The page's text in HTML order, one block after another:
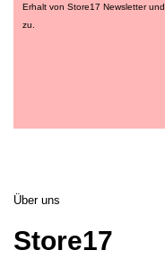
Erhalt von Store17 Newsletter
zu.
Über uns
Store17